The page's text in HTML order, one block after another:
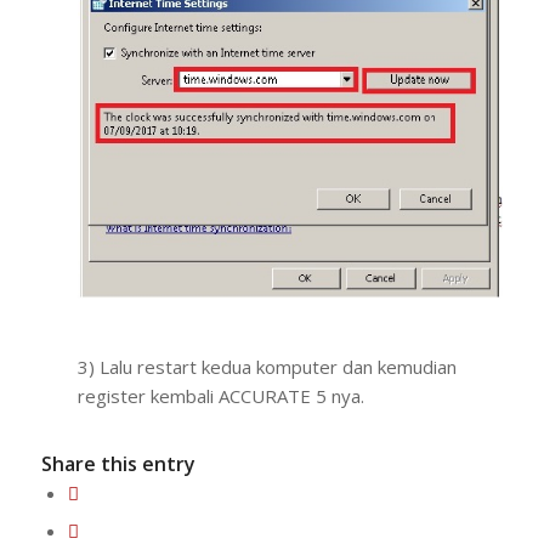
3) Lalu restart kedua komputer dan kemudian
register kembali ACCURATE 5 nya.
Share this entry